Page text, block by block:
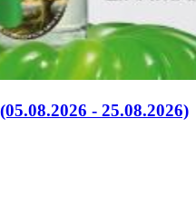
- 25.08.2026)